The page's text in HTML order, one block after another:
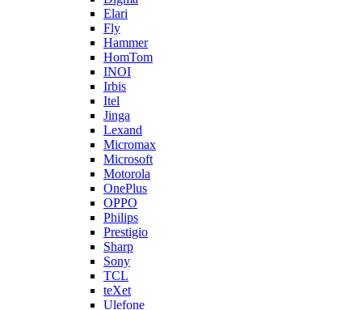
Elari
Fly
Hammer
HomTom
INOI
Irbis
Itel
Jinga
Lexand
Micromax
Microsoft
Motorola
OnePlus
OPPO
Philips
Prestigio
Sharp
Sony
TCL
teXet
Ulefone